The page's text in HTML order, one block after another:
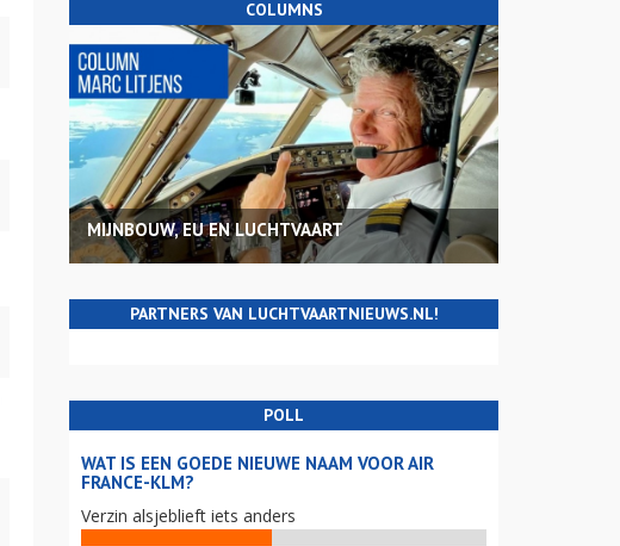
COLUMNS
MIJNBOUW, EU EN LUCHTVAART
PARTNERS VAN LUCHTVAARTNIEUWS.NL!
POLL
WAT IS EEN GOEDE NIEUWE NAAM VOOR AIR
FRANCE-KLM?
Verzin alsjeblieft iets anders